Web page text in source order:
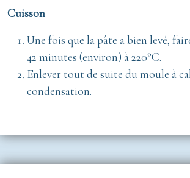
Cuisson
Une fois que la pâte a bien levé,
42 minutes (environ) à 220°C.
Enlever tout de suite du moule à
condensation.